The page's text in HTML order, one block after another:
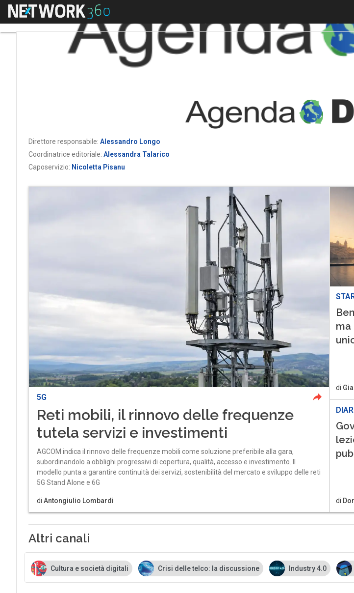
Menu
Direttore responsabile: Alessandro Longo
Coordinatrice editoriale: Alessandra Talarico
Caposervizio: Nicoletta Pisanu
5G
Reti mobili, il rinnovo delle frequenze
tutela servizi e investimenti
AGCOM indica il rinnovo delle frequenze mobili come soluzione preferibile alla gara,
subordinandolo a obblighi progressivi di copertura, qualità, accesso e investimento. Il
modello punta a garantire continuità dei servizi, sostenibilità del mercato e sviluppo delle reti
5G Stand Alone e 6G
di Antongiulio Lombardi
ma
di
di
Altri canali
Cultura e società digitali Crisi delle telco: la discussione Industry 4.0 Scuola